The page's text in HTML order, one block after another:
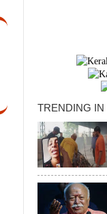
TRENDING IN
×